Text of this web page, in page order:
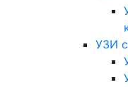
УЗИ